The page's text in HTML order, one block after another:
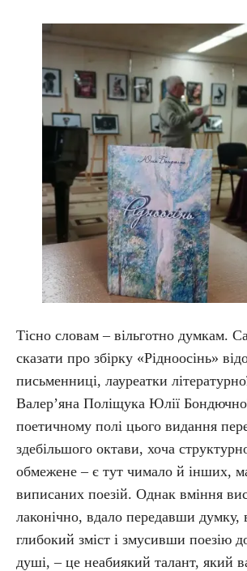
Тісно словам – вільготно думкам.
сказати про збірку «Рідноосінь»
письменниці, лауреатки
Валер’яна Поліщука Юлії
поетичному полі цього видання
здебільшого октави, хоча
обмежене – є тут чимало й інших,
виписаних поезій. Однак вміння
лаконічно, вдало передавши
глибокий зміст і змусивши поезію
душі, – це неабиякий талант, який